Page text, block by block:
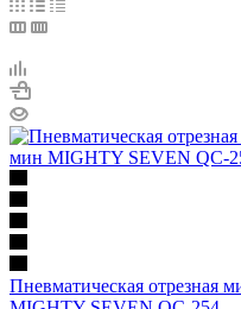
Пневматическая отрезная